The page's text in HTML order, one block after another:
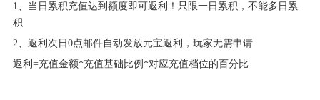
1、当日累积充值达到额度即可返利！只限一日累积，不能多日累
积
2、返利次日0点邮件自动发放元宝返利，玩家无需申请
返利=充值金额*充值基础比例*对应充值档位的百分比